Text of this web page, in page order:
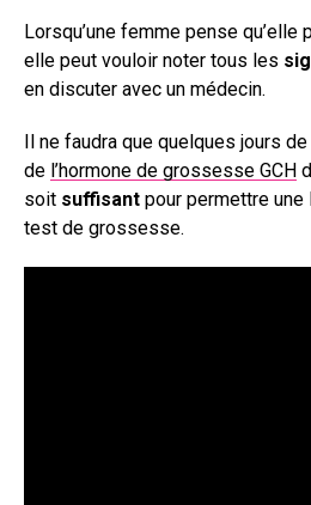
Lorsqu’une femme pense qu’elle
elle peut vouloir noter tous les
en discuter avec un médecin.
Il ne faudra que quelques jours
de l’hormone de grossesse GCH
soit suffisant pour permettre
test de grossesse.